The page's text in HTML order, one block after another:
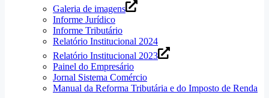
Galeria de imagens
Informe Jurídico
Informe Tributário
Relatório Institucional 2024
Relatório Institucional 2023
Painel do Empresário
Jornal Sistema Comércio
Manual da Reforma Tributária e do Imposto de Renda